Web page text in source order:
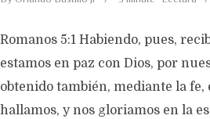
Romanos 5:1 Habiendo, pues,
estamos en paz con Dios, por
obtenido también, mediante la fe,
hallamos, y nos gloriamos en la